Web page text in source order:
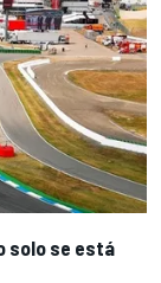
solo se está